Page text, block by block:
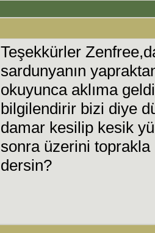
Teşekkürler
sardunyanın
okuyunca aklıma
bilgilendirir bizi diye
damar kesilip kesik
sonra üzerini
dersin?